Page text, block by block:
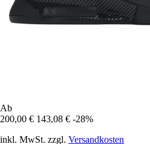
Ab
200,00 € 143,08 € -28%
inkl. MwSt. zzgl. Versandkosten